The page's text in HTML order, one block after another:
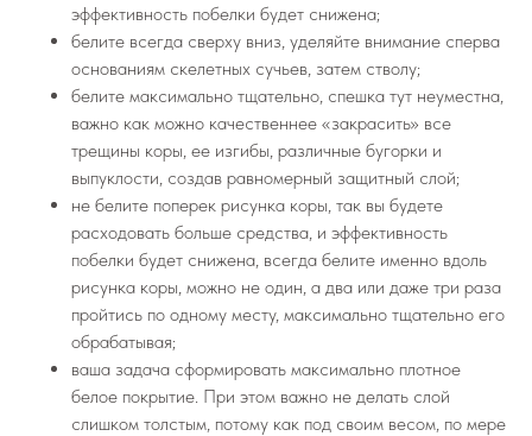
эффективность побелки будет снижена;
белите всегда сверху вниз, уделяйте внимание сперва
основаниям скелетных сучьев, затем стволу;
белите максимально тщательно, спешка тут неуместна,
важно как можно качественнее «закрасить» все
трещины коры, ее изгибы, различные бугорки и
выпуклости, создав равномерный защитный слой;
не белите поперек рисунка коры, так вы будете
расходовать больше средства, и эффективность
побелки будет снижена, всегда белите именно вдоль
рисунка коры, можно не один, а два или даже три раза
пройтись по одному месту, максимально тщательно его
обрабатывая;
ваша задача сформировать максимально плотное
белое покрытие. При этом важно не делать слой
слишком толстым, потому как под своим весом, по мере